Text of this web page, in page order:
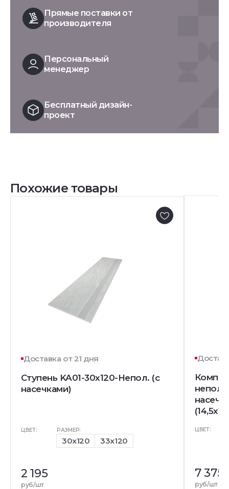
Прямые поставки от
производителя
Персональный
менеджер
Бесплатный дизайн-
проект
Похожие товары
Доставка от 21 дня
Ступень KA01-30x120-Непол. (с
насечками)
ЦВЕТ: РАЗМЕР:
30x120 33x120
2 195
руб/шт
непол.
ЦВЕТ:
7 375
руб/шт